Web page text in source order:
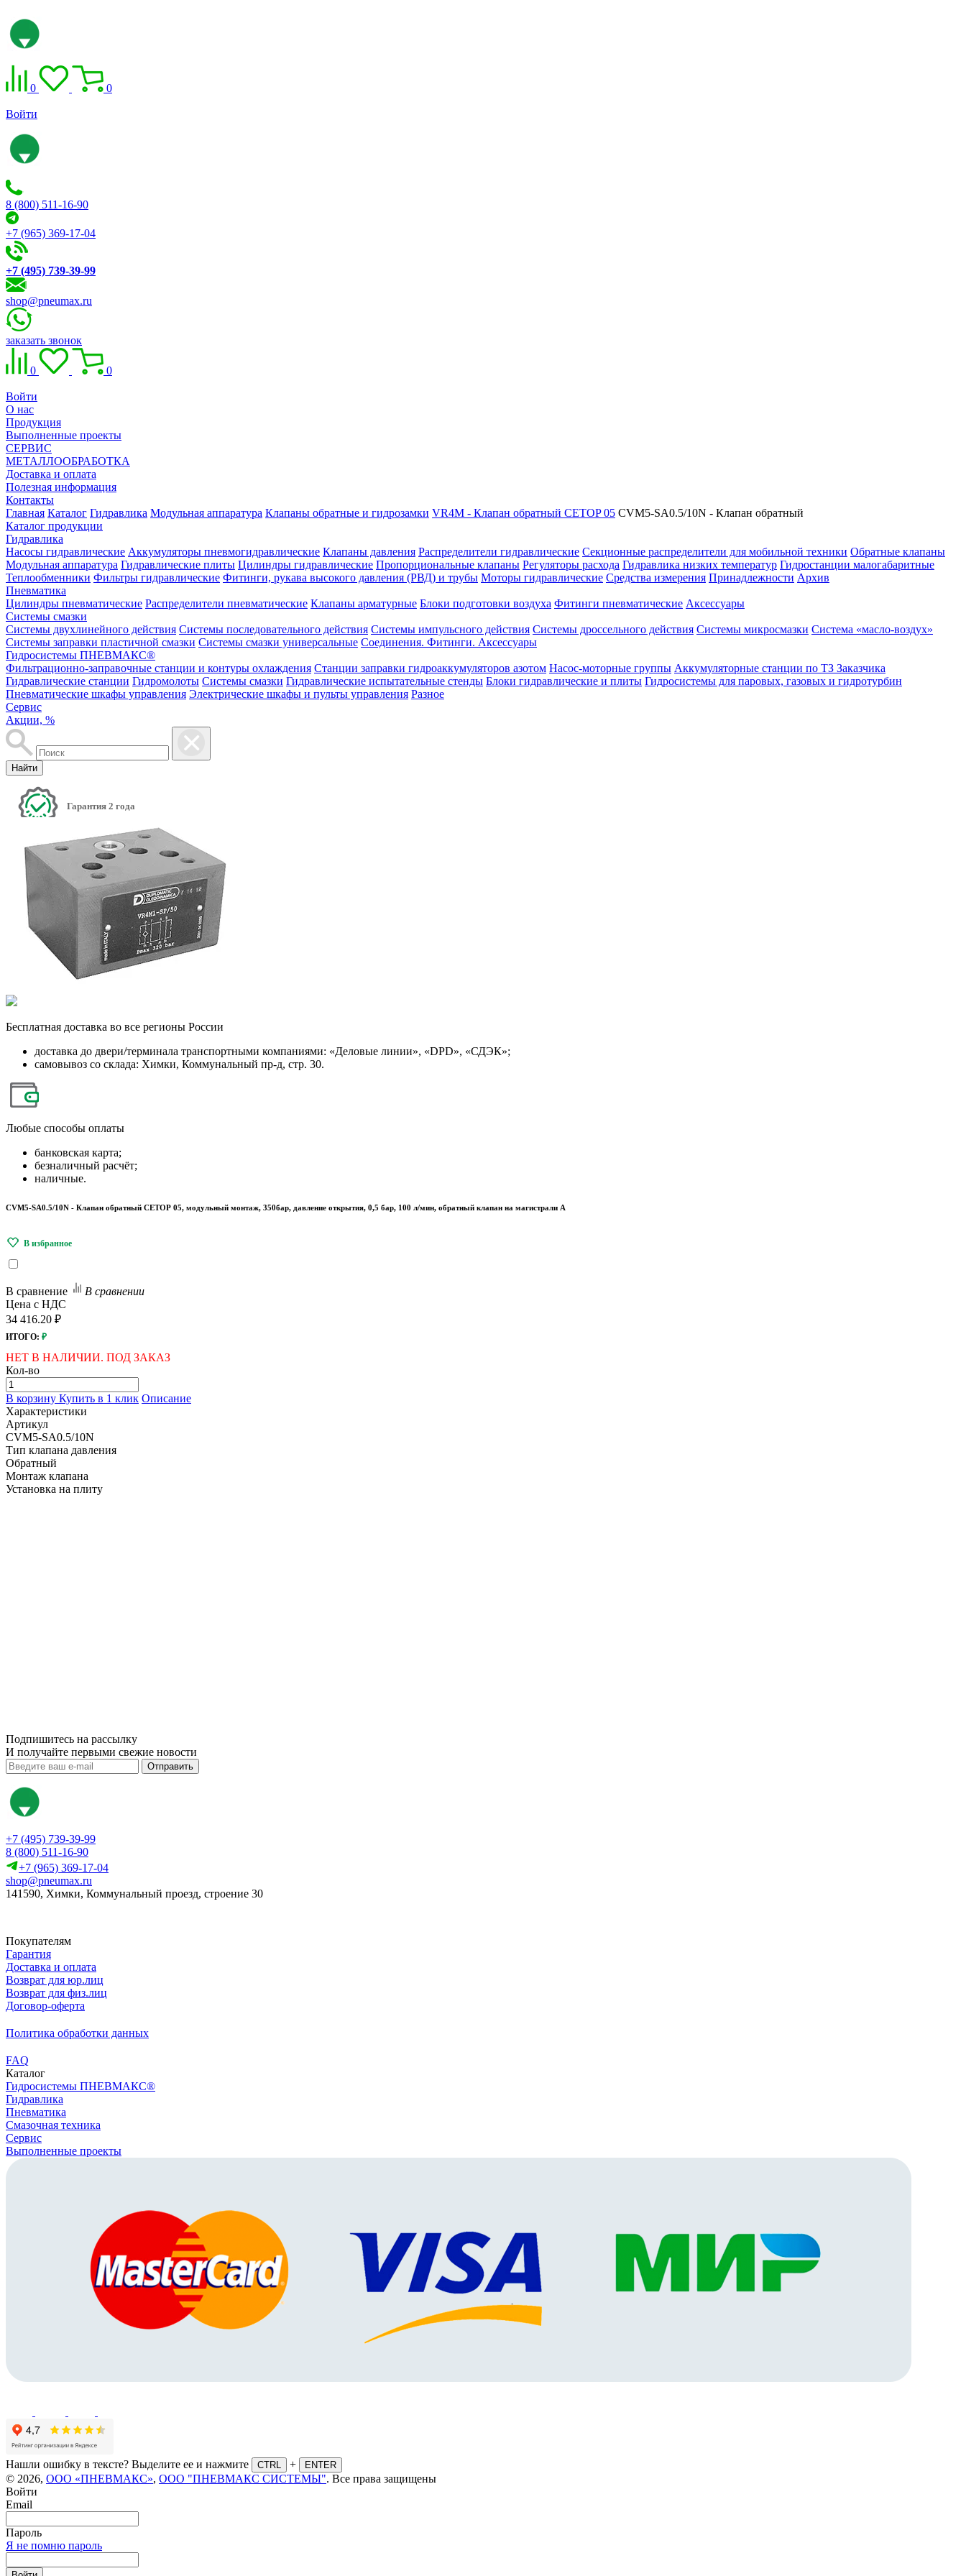
0 0
Войти
8 (800) 511-16-90
+7 (965) 369-17-04
+7 (495) 739-39-99
shop@pneumax.ru
заказать звонок
0 0
Войти
О нас
Продукция
Выполненные проекты
СЕРВИС
МЕТАЛЛООБРАБОТКА
Доставка и оплата
Полезная информация
Контакты
Главная Каталог Гидравлика Модульная аппаратура Клапаны обратные и гидрозамки VR4M - Клапан обратный CETOP 05 CVM5-SA0.5/10N - Клапан обратный
Каталог продукции
Гидравлика
Насосы гидравлические Аккумуляторы пневмогидравлические Клапаны давления Распределители гидравлические Секционные распределители для мобильной техники Обратные клапаны
Модульная аппаратура Гидравлические плиты Цилиндры гидравлические Пропорциональные клапаны Регуляторы расхода Гидравлика низких температур Гидростанции малогабаритные
Теплообменники Фильтры гидравлические Фитинги, рукава высокого давления (РВД) и трубы Моторы гидравлические Средства измерения Принадлежности Архив
Пневматика
Цилиндры пневматические Распределители пневматические Клапаны арматурные Блоки подготовки воздуха Фитинги пневматические Аксессуары
Системы смазки
Системы двухлинейного действия Системы последовательного действия Системы импульсного действия Системы дроссельного действия Системы микросмазки Система «масло-воздух»
Системы заправки пластичной смазки Системы смазки универсальные Соединения. Фитинги. Аксессуары
Гидросистемы ПНЕВМАКС®
Фильтрационно-заправочные станции и контуры охлаждения Станции заправки гидроаккумуляторов азотом Насос-моторные группы Аккумуляторные станции по ТЗ Заказчика
Гидравлические станции Гидромолоты Системы смазки Гидравлические испытательные стенды Блоки гидравлические и плиты Гидросистемы для паровых, газовых и гидротурбин
Пневматические шкафы управления Электрические шкафы и пульты управления Разное
Сервис
Акции, %
Найти
Гарантия 2 года
Бесплатная доставка во все регионы России
доставка до двери/терминала транспортными компаниями: «Деловые линии», «DPD», «СДЭК»;
самовывоз со склада: Химки, Коммунальный пр-д, стр. 30.
Любые способы оплаты
банковская карта;
безналичный расчёт;
наличные.
CVM5-SA0.5/10N - Клапан обратный СЕТОР 05, модульный монтаж, 350бар, давление открытия, 0,5 бар, 100 л/мин, обратный клапан на магистрали A
В сравнение
В сравнении
Цена с НДС
34 416.20 ₽
ИТОГО: ₽
НЕТ В НАЛИЧИИ. ПОД ЗАКАЗ
Кол-во
В корзину Купить в 1 клик Описание
Характеристики
Артикул
CVM5-SA0.5/10N
Тип клапана давления
Обратный
Монтаж клапана
Установка на плиту
Подпишитесь на рассылку
И получайте первыми свежие новости
Отправить
+7 (495) 739-39-99
8 (800) 511-16-90
+7 (965) 369-17-04
shop@pneumax.ru
141590, Химки, Коммунальный проезд, строение 30
Покупателям
Гарантия
Доставка и оплата
Возврат для юр.лиц
Возврат для физ.лиц
Договор-оферта
Политика обработки данных
FAQ
Каталог
Гидросистемы ПНЕВМАКС®
Гидравлика
Пневматика
Смазочная техника
Сервис
Выполненные проекты
Нашли ошибку в тексте? Выделите ее и нажмите CTRL + ENTER
© 2026, ООО «ПНЕВМАКС», ООО "ПНЕВМАКС СИСТЕМЫ". Все права защищены
Войти
Email
Пароль
Я не помню пароль